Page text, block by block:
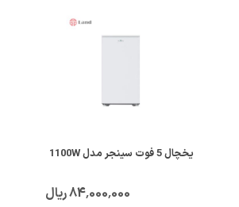
یخچال 5 فوت سینجر مدل 1100W
84٬000٬000 ریال